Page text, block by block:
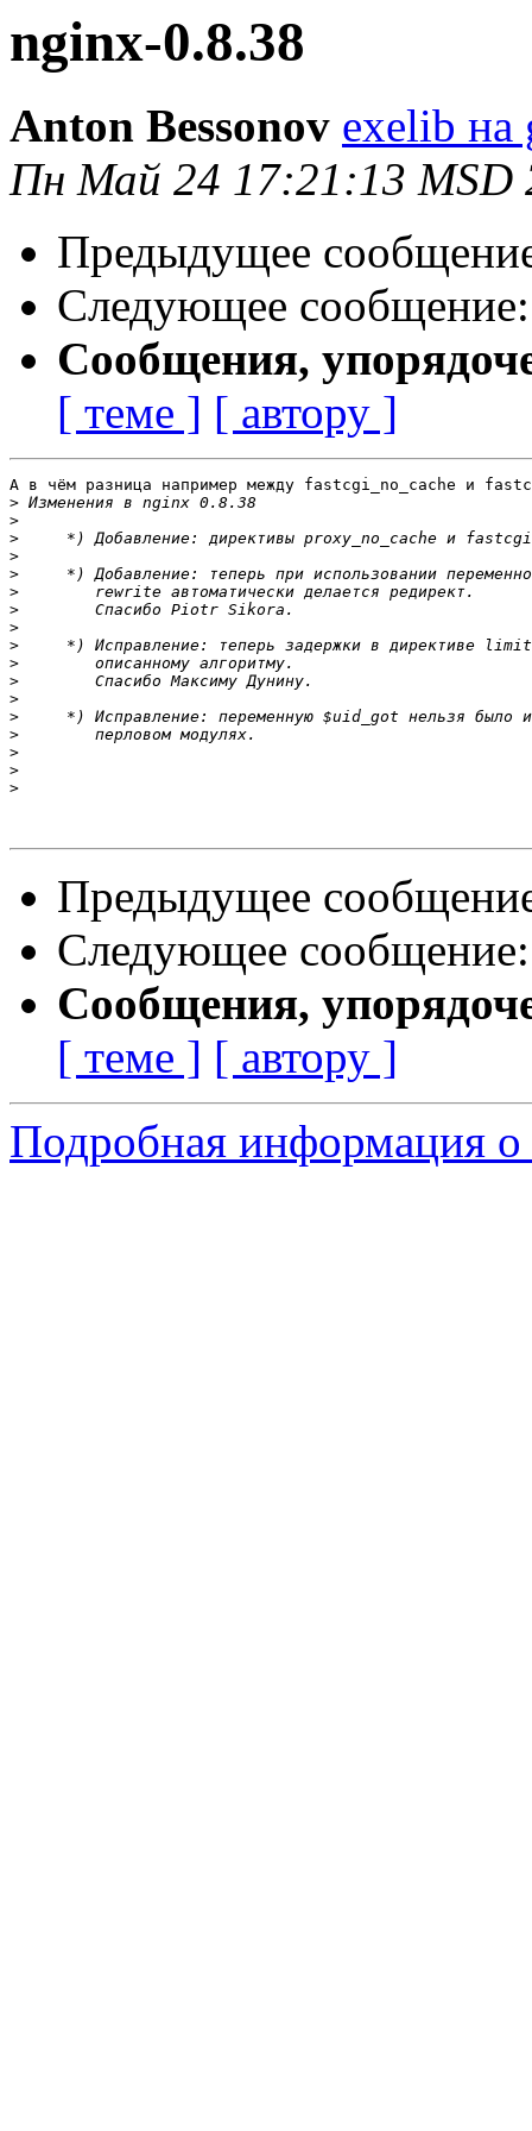
nginx-0.8.38
Anton Bessonov exelib на
Пн Май 24 17:21:13 MSD
Предыдущее
Следующее
Сообщения,
[ теме ] [ автору ]
А в чём разница например между fastcgi_no_cache и
>
>
>
>
>
>
>
>
>
>
>
>
>
>
>
>
>
Предыдущее
Следующее
Сообщения,
[ теме ] [ автору ]
Подробная информация